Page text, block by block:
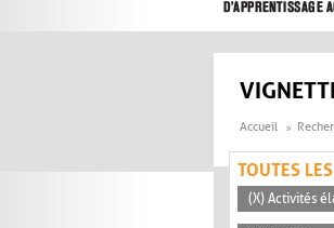
Accueil
TOUTES
(X) Activités